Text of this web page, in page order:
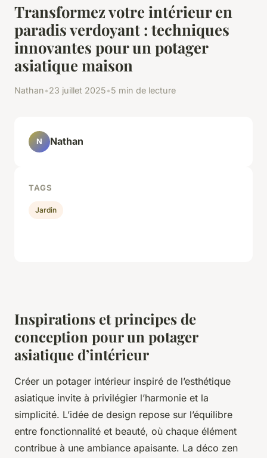
Transformez votre intérieur en
paradis verdoyant : techniques
innovantes pour un potager
asiatique maison
Nathan•23 juillet 2025•5 min de lecture
Inspirations et principes de
conception pour un potager
asiatique d’intérieur
Créer un potager intérieur inspiré de l’esthétique
asiatique invite à privilégier l’harmonie et la
simplicité. L’idée de design repose sur l’équilibre
entre fonctionnalité et beauté, où chaque élément
contribue à une ambiance apaisante. La déco zen
N Nathan
TAGS
Jardin